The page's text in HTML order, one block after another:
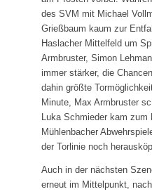
Schiedsrichter
Badminton
Laufgruppe
SVH Reisegruppe
Projekte
Stadionsanierung 2020
des SVM mit Michael
Grießbaum kaum zur
Haslacher Mittelfeld um
Armbruster, Simon
immer stärker, die
dahin größte
Minute, Max Armbruster
Luka Schmieder kam zum
Mühlenbacher
der Torlinie noch
Auch in der nächsten
erneut im Mittelpunkt,